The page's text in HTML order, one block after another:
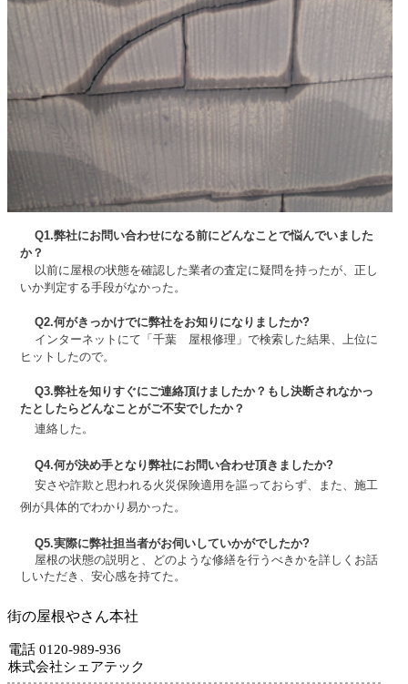
Q1.弊社にお問い合わせになる前にどんなことで悩んでいました
か？
以前に屋根の状態を確認した業者の査定に疑問を持ったが、正し
いか判定する手段がなかった。
Q2.何がきっかけでに弊社をお知りになりましたか?
インターネットにて「千葉 屋根修理」で検索した結果、上位に
ヒットしたので。
Q3.弊社を知りすぐにご連絡頂けましたか？もし決断されなかっ
たとしたらどんなことがご不安でしたか？
連絡した。
Q4.何が決め手となり弊社にお問い合わせ頂きましたか?
安さや詐欺と思われる火災保険適用を謳っておらず、また、施工
例が具体的でわかり易かった。
Q5.実際に弊社担当者がお伺いしていかがでしたか?
屋根の状態の説明と、どのような修繕を行うべきかを詳しくお話
しいただき、安心感を持てた。
街の屋根やさん本社
電話 0120-989-936
株式会社シェアテック